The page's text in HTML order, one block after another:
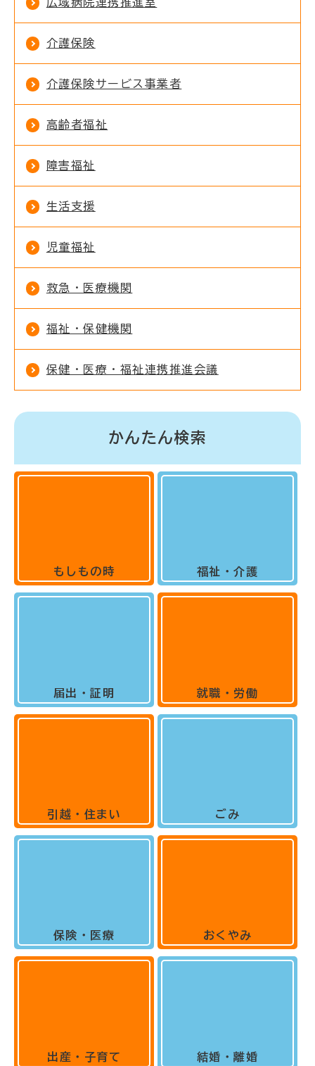
介護保険
介護保険サービス事業者
高齢者福祉
障害福祉
生活支援
児童福祉
救急・医療機関
福祉・保健機関
保健・医療・福祉連携推進会議
かんたん検索
もしもの時
届出・証明
引越・住まい
保険・医療
出産・子育て
福祉・介護
就職・労働
ごみ
おくやみ
結婚・離婚